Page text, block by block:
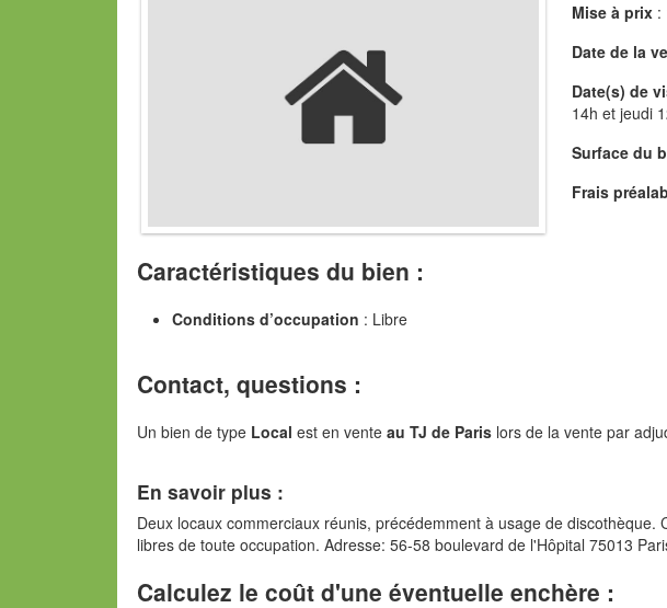
Mise à prix:
Date de la
Date(s) de
14h et jeudi
Surface du
Frais
Caractéristiques du bien :
Conditions d’occupation : Libre
Contact, questions :
Un bien de type Local est en vente au TJ de Paris lors de la vente par
En savoir plus :
Deux locaux commerciaux réunis, précédemment à usage de
libres de toute occupation. Adresse: 56-58 boulevard de l'Hôpital 75013
Calculez le coût d'une éventuelle enchère :